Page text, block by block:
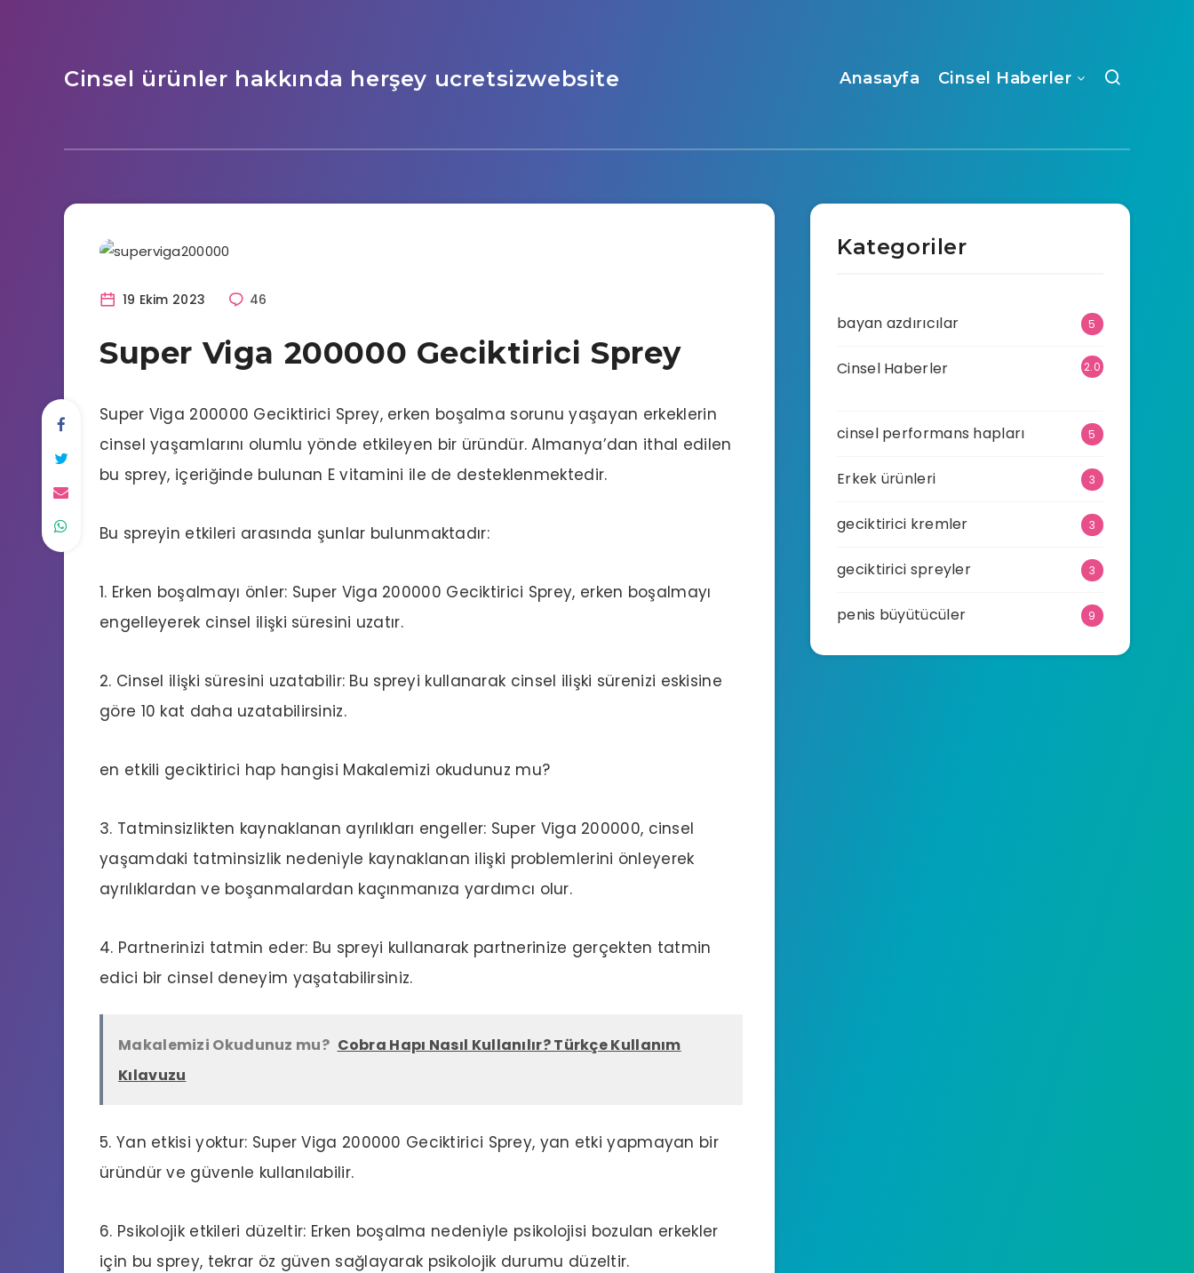
Cinsel ürünler hakkında herşey ucretsizwebsite Anasayfa Cinsel Haberler
19 Ekim 2023 46
Super Viga 200000 Geciktirici Sprey
Super Viga 200000 Geciktirici Sprey, erken boşalma sorunu yaşayan erkeklerin
cinsel yaşamlarını olumlu yönde etkileyen bir üründür. Almanya’dan ithal edilen
bu sprey, içeriğinde bulunan E vitamini ile de desteklenmektedir.
Bu spreyin etkileri arasında şunlar bulunmaktadır:
1. Erken boşalmayı önler: Super Viga 200000 Geciktirici Sprey, erken boşalmayı
engelleyerek cinsel ilişki süresini uzatır.
2. Cinsel ilişki süresini uzatabilir: Bu spreyi kullanarak cinsel ilişki sürenizi eskisine
göre 10 kat daha uzatabilirsiniz.
en etkili geciktirici hap hangisi Makalemizi okudunuz mu?
3. Tatminsizlikten kaynaklanan ayrılıkları engeller: Super Viga 200000, cinsel
yaşamdaki tatminsizlik nedeniyle kaynaklanan ilişki problemlerini önleyerek
ayrılıklardan ve boşanmalardan kaçınmanıza yardımcı olur.
4. Partnerinizi tatmin eder: Bu spreyi kullanarak partnerinize gerçekten tatmin
edici bir cinsel deneyim yaşatabilirsiniz.
Makalemizi Okudunuz mu? Cobra Hapı Nasıl Kullanılır? Türkçe Kullanım
Kılavuzu
5. Yan etkisi yoktur: Super Viga 200000 Geciktirici Sprey, yan etki yapmayan bir
üründür ve güvenle kullanılabilir.
6. Psikolojik etkileri düzeltir: Erken boşalma nedeniyle psikolojisi bozulan erkekler
için bu sprey, tekrar öz güven sağlayarak psikolojik durumu düzeltir.
Kategoriler
bayan azdırıcılar 5
Cinsel Haberler
2.0
cinsel performans hapları 5
Erkek ürünleri 3
geciktirici kremler 3
geciktirici spreyler 3
penis büyütücüler 9